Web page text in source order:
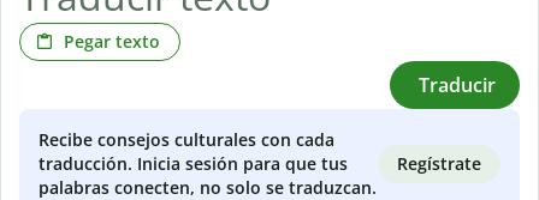
Pegar texto
Traducir
Recibe consejos culturales con cada
traducción. Inicia sesión para que tus
palabras conecten, no solo se traduzcan.
Regístrate